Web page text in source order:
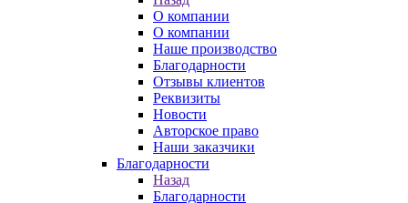
О компании
О компании
Наше производство
Благодарности
Отзывы клиентов
Реквизиты
Новости
Авторское право
Наши заказчики
Благодарности
Назад
Благодарности